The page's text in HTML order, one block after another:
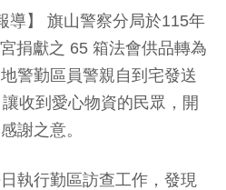
導】 旗山警察分局於115年
捐獻之 65 箱法會供品轉為
警勤區員警親自到宅發送
收到愛心物資的民眾，開
謝之意。
執行勤區訪查工作，發現